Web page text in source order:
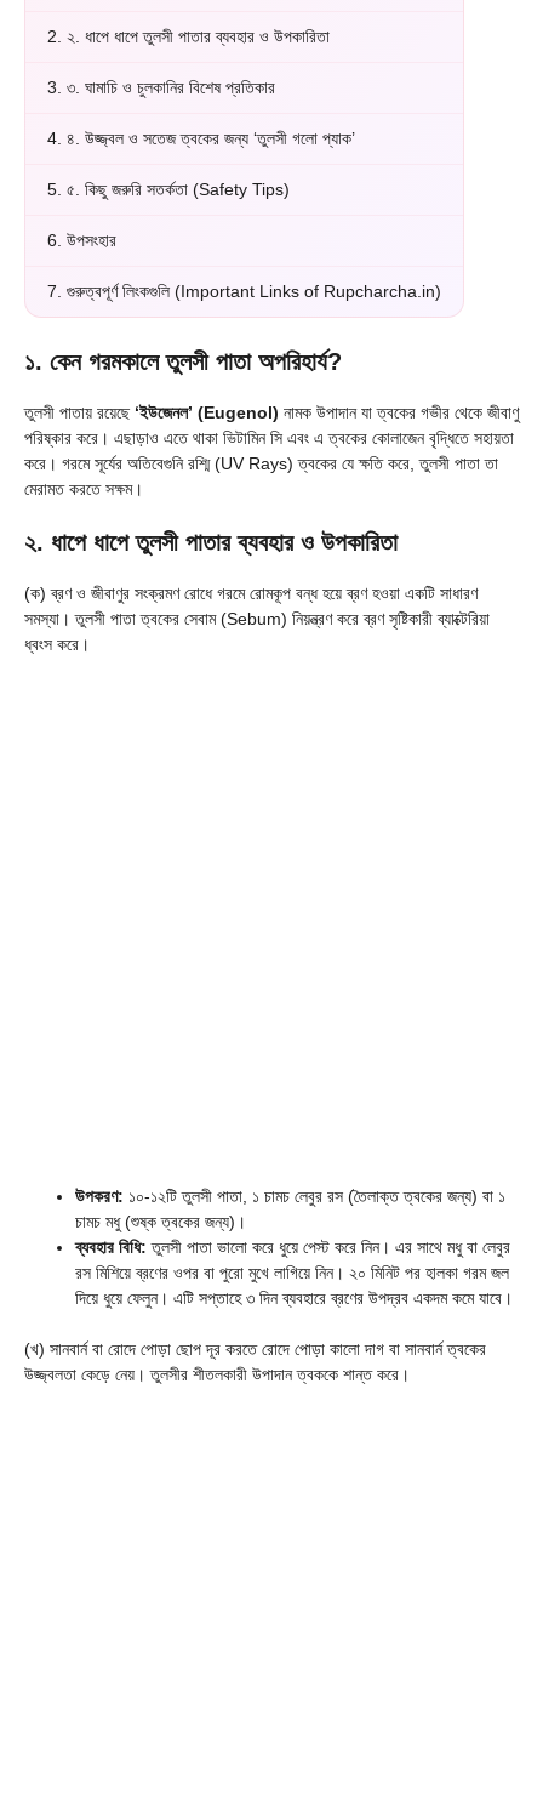
2. ২. ধাপে ধাপে তুলসী পাতার ব্যবহার ও উপকারিতা
3. ৩. ঘামাচি ও চুলকানির বিশেষ প্রতিকার
4. ৪. উজ্জ্বল ও সতেজ ত্বকের জন্য ‘তুলসী গলো প্যাক’
5. ৫. কিছু জরুরি সতর্কতা (Safety Tips)
6. উপসংহার
7. গুরুত্বপূর্ণ লিংকগুলি (Important Links of Rupcharcha.in)
১. কেন গরমকালে তুলসী পাতা অপরিহার্য?
তুলসী পাতায় রয়েছে ‘ইউজেনল’ (Eugenol) নামক উপাদান যা ত্বকের গভীর থেকে জীবাণু
পরিষ্কার করে। এছাড়াও এতে থাকা ভিটামিন সি এবং এ ত্বকের কোলাজেন বৃদ্ধিতে সহায়তা
করে। গরমে সূর্যের অতিবেগুনি রশ্মি (UV Rays) ত্বকের যে ক্ষতি করে, তুলসী পাতা তা
মেরামত করতে সক্ষম।
২. ধাপে ধাপে তুলসী পাতার ব্যবহার ও উপকারিতা
(ক) ব্রণ ও জীবাণুর সংক্রমণ রোধে গরমে রোমকূপ বন্ধ হয়ে ব্রণ হওয়া একটি সাধারণ
সমস্যা। তুলসী পাতা ত্বকের সেবাম (Sebum) নিয়ন্ত্রণ করে ব্রণ সৃষ্টিকারী ব্যাক্টেরিয়া
ধ্বংস করে।
উপকরণ: ১০-১২টি তুলসী পাতা, ১ চামচ লেবুর রস (তৈলাক্ত ত্বকের জন্য) বা ১
চামচ মধু (শুষ্ক ত্বকের জন্য)।
ব্যবহার বিধি: তুলসী পাতা ভালো করে ধুয়ে পেস্ট করে নিন। এর সাথে মধু বা লেবুর
রস মিশিয়ে ব্রণের ওপর বা পুরো মুখে লাগিয়ে নিন। ২০ মিনিট পর হালকা গরম জল
দিয়ে ধুয়ে ফেলুন। এটি সপ্তাহে ৩ দিন ব্যবহারে ব্রণের উপদ্রব একদম কমে যাবে।
(খ) সানবার্ন বা রোদে পোড়া ছোপ দূর করতে রোদে পোড়া কালো দাগ বা সানবার্ন ত্বকের
উজ্জ্বলতা কেড়ে নেয়। তুলসীর শীতলকারী উপাদান ত্বককে শান্ত করে।